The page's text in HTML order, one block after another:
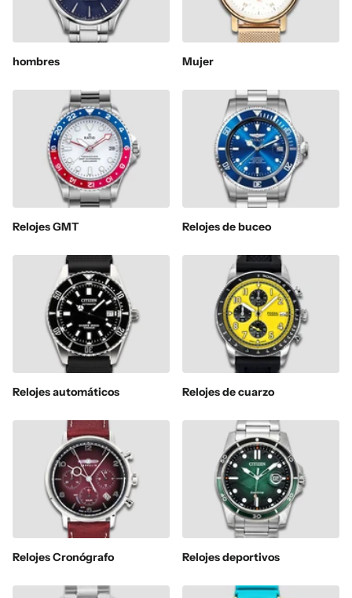
hombres Mujer
Relojes GMT Relojes de buceo
Relojes automáticos Relojes de cuarzo
Relojes Cronógrafo Relojes deportivos